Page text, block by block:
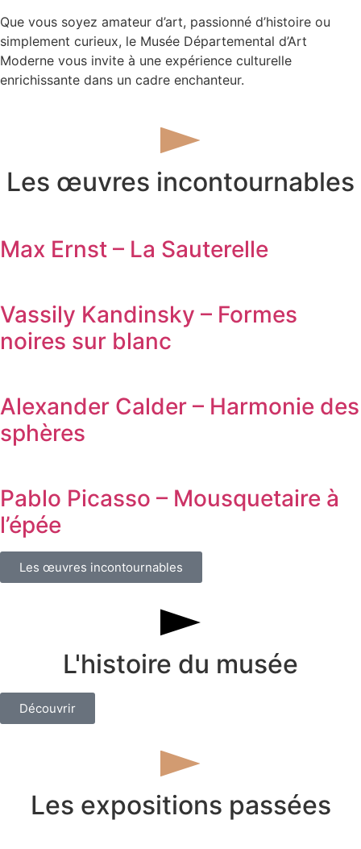
Que vous soyez amateur d’art, passionné d’histoire ou
simplement curieux, le Musée Départemental d’Art
Moderne vous invite à une expérience culturelle
enrichissante dans un cadre enchanteur.
Les œuvres incontournables
Max Ernst – La Sauterelle
Vassily Kandinsky – Formes
noires sur blanc
Alexander Calder – Harmonie des
sphères
Pablo Picasso – Mousquetaire à
l’épée
Les œuvres incontournables
L'histoire du musée
Découvrir
Les expositions passées